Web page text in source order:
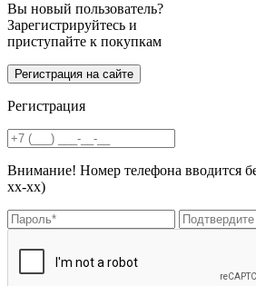
Вы новый пользователь?
Зарегистрируйтесь и
приступайте к покупкам
Регистрация
Внимание! Номер телефона вводится
хх-хх)